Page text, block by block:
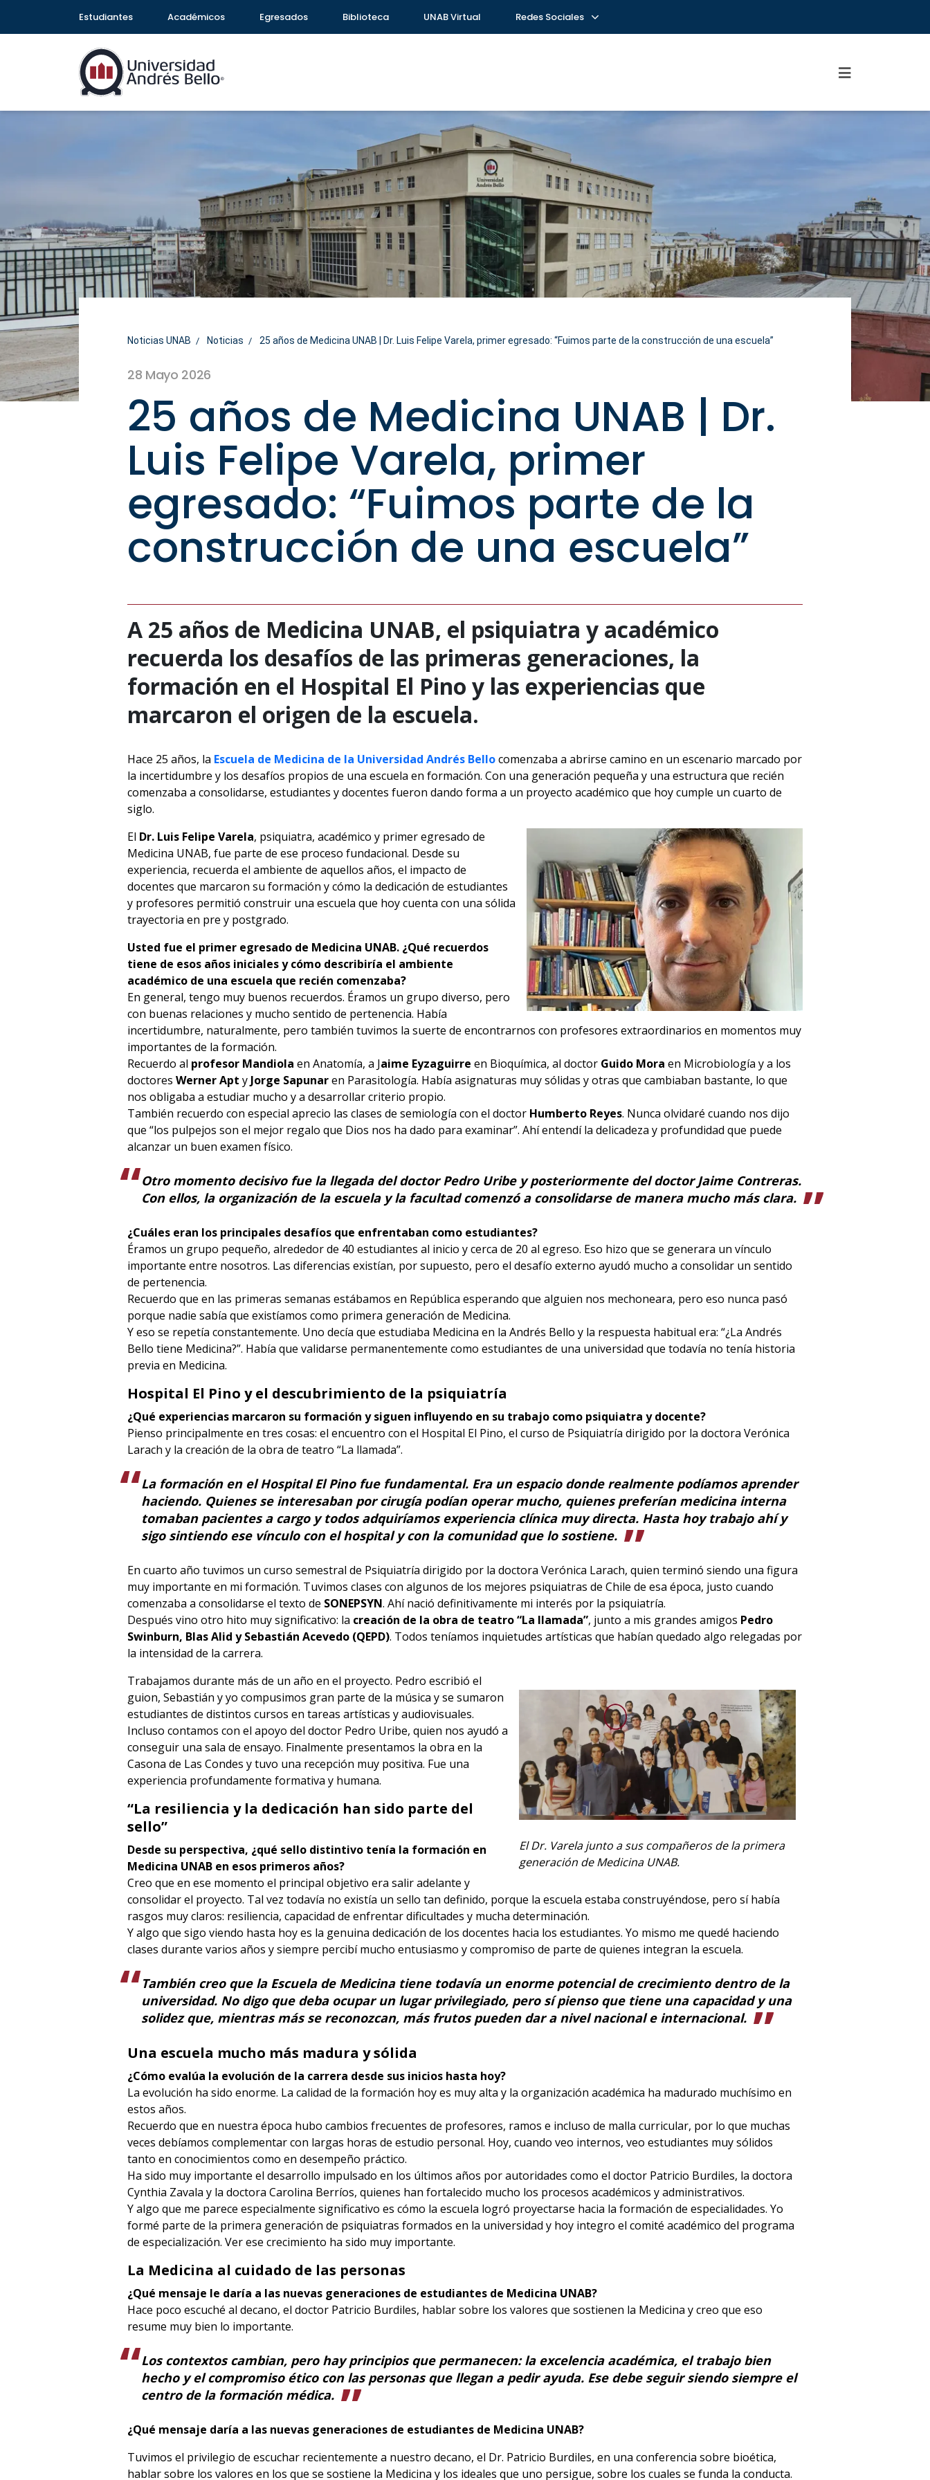
Estudiantes Académicos Egresados Biblioteca UNAB Virtual Redes Sociales
Noticias UNAB Noticias 25 años de Medicina UNAB | Dr. Luis Felipe Varela, primer egresado: “Fuimos parte de la construcción de una escuela”
28 Mayo 2026
25 años de Medicina UNAB | Dr.
Luis Felipe Varela, primer
egresado: “Fuimos parte de la
construcción de una escuela”
A 25 años de Medicina UNAB, el psiquiatra y académico
recuerda los desafíos de las primeras generaciones, la
formación en el Hospital El Pino y las experiencias que
marcaron el origen de la escuela.
Hace 25 años, la Escuela de Medicina de la Universidad Andrés Bellocomenzaba a abrirse camino en un escenario marcado por
la incertidumbre y los desafíos propios de una escuela en formación. Con una generación pequeña y una estructura que recién
comenzaba a consolidarse, estudiantes y docentes fueron dando forma a un proyecto académico que hoy cumple un cuarto de
siglo.
El Dr. Luis Felipe Varela, psiquiatra, académico y primer egresado de
Medicina UNAB, fue parte de ese proceso fundacional. Desde su
experiencia, recuerda el ambiente de aquellos años, el impacto de
docentes que marcaron su formación y cómo la dedicación de estudiantes
y profesores permitió construir una escuela que hoy cuenta con una sólida
trayectoria en pre y postgrado.
Usted fue el primer egresado de Medicina UNAB. ¿Qué recuerdos
tiene de esos años iniciales y cómo describiría el ambiente
académico de una escuela que recién comenzaba?
En general, tengo muy buenos recuerdos. Éramos un grupo diverso, pero
con buenas relaciones y mucho sentido de pertenencia. Había
incertidumbre, naturalmente, pero también tuvimos la suerte de encontrarnos con profesores extraordinarios en momentos muy
importantes de la formación.
Recuerdo al profesor Mandiola en Anatomía, a Jaime Eyzaguirre en Bioquímica, al doctor Guido Mora en Microbiología y a los
doctores Werner Apt y Jorge Sapunaren Parasitología. Había asignaturas muy sólidas y otras que cambiaban bastante, lo que
nos obligaba a estudiar mucho y a desarrollar criterio propio.
También recuerdo con especial aprecio las clases de semiología con el doctor Humberto Reyes. Nunca olvidaré cuando nos dijo
que “los pulpejos son el mejor regalo que Dios nos ha dado para examinar”. Ahí entendí la delicadeza y profundidad que puede
alcanzar un buen examen físico.
Otro momento decisivo fue la llegada del doctorPedro Uribey posteriormente del doctorJaime Contreras.
Con ellos, la organización de la escuela y la facultad comenzó a consolidarse de manera mucho más clara.
¿Cuáles eran los principales desafíos que enfrentaban como estudiantes?
Éramos un grupo pequeño, alrededor de 40 estudiantes al inicio y cerca de 20 al egreso. Eso hizo que se generara un vínculo
importante entre nosotros. Las diferencias existían, por supuesto, pero el desafío externo ayudó mucho a consolidar un sentido
de pertenencia.
Recuerdo que en las primeras semanas estábamos en República esperando que alguien nos mechoneara, pero eso nunca pasó
porque nadie sabía que existíamos como primera generación de Medicina.
Y eso se repetía constantemente. Uno decía que estudiaba Medicina en la Andrés Bello y la respuesta habitual era: “¿La Andrés
Bello tiene Medicina?”. Había que validarse permanentemente como estudiantes de una universidad que todavía no tenía historia
previa en Medicina.
Hospital El Pino y el descubrimiento de la psiquiatría
¿Qué experiencias marcaron su formación y siguen influyendo en su trabajo como psiquiatra y docente?
Pienso principalmente en tres cosas: el encuentro con el Hospital El Pino, el curso de Psiquiatría dirigido por la doctora Verónica
Larach y la creación de la obra de teatro “La llamada”.
La formación en el Hospital El Pino fue fundamental. Era un espacio donde realmente podíamos aprender
haciendo. Quienes se interesaban por cirugía podían operar mucho, quienes preferían medicina interna
tomaban pacientes a cargo y todos adquiríamos experiencia clínica muy directa. Hasta hoy trabajo ahí y
sigo sintiendo ese vínculo con el hospital y con la comunidad que lo sostiene.
En cuarto año tuvimos un curso semestral de Psiquiatría dirigido por la doctora Verónica Larach, quien terminó siendo una figura
muy importante en mi formación. Tuvimos clases con algunos de los mejores psiquiatras de Chile de esa época, justo cuando
comenzaba a consolidarse el texto de SONEPSYN. Ahí nació definitivamente mi interés por la psiquiatría.
Después vino otro hito muy significativo: la creación de la obra de teatro “La llamada”, junto a mis grandes amigos Pedro
Swinburn, Blas Alid y Sebastián Acevedo (QEPD). Todos teníamos inquietudes artísticas que habían quedado algo relegadas por
la intensidad de la carrera.
El Dr. Varela junto a sus compañeros de la primera
generación de Medicina UNAB.
Trabajamos durante más de un año en el proyecto. Pedro escribió el
guion, Sebastián y yo compusimos gran parte de la música y se sumaron
estudiantes de distintos cursos en tareas artísticas y audiovisuales.
Incluso contamos con el apoyo del doctor Pedro Uribe, quien nos ayudó a
conseguir una sala de ensayo. Finalmente presentamos la obra en la
Casona de Las Condes y tuvo una recepción muy positiva. Fue una
experiencia profundamente formativa y humana.
“La resiliencia y la dedicación han sido parte del
sello”
Desde su perspectiva, ¿qué sello distintivo tenía la formación en
Medicina UNAB en esos primeros años?
Creo que en ese momento el principal objetivo era salir adelante y
consolidar el proyecto. Tal vez todavía no existía un sello tan definido, porque la escuela estaba construyéndose, pero sí había
rasgos muy claros: resiliencia, capacidad de enfrentar dificultades y mucha determinación.
Y algo que sigo viendo hasta hoy es la genuina dedicación de los docentes hacia los estudiantes. Yo mismo me quedé haciendo
clases durante varios años y siempre percibí mucho entusiasmo y compromiso de parte de quienes integran la escuela.
También creo que la Escuela de Medicina tiene todavía un enorme potencial de crecimiento dentro de la
universidad. No digo que deba ocupar un lugar privilegiado, pero sí pienso que tiene una capacidad y una
solidez que, mientras más se reconozcan, más frutos pueden dar a nivel nacional e internacional.
Una escuela mucho más madura y sólida
¿Cómo evalúa la evolución de la carrera desde sus inicios hasta hoy?
La evolución ha sido enorme. La calidad de la formación hoy es muy alta y la organización académica ha madurado muchísimo en
estos años.
Recuerdo que en nuestra época hubo cambios frecuentes de profesores, ramos e incluso de malla curricular, por lo que muchas
veces debíamos complementar con largas horas de estudio personal. Hoy, cuando veo internos, veo estudiantes muy sólidos
tanto en conocimientos como en desempeño práctico.
Ha sido muy importante el desarrollo impulsado en los últimos años por autoridades como el doctor Patricio Burdiles, la doctora
Cynthia Zavala y la doctora Carolina Berríos, quienes han fortalecido mucho los procesos académicos y administrativos.
Y algo que me parece especialmente significativo es cómo la escuela logró proyectarse hacia la formación de especialidades. Yo
formé parte de la primera generación de psiquiatras formados en la universidad y hoy integro el comité académico del programa
de especialización. Ver ese crecimiento ha sido muy importante.
La Medicina al cuidado de las personas
¿Qué mensaje le daría a las nuevas generaciones de estudiantes de Medicina UNAB?
Hace poco escuché al decano, el doctor Patricio Burdiles, hablar sobre los valores que sostienen la Medicina y creo que eso
resume muy bien lo importante.
Los contextos cambian, pero hay principios que permanecen: la excelencia académica, el trabajo bien
hecho y el compromiso ético con las personas que llegan a pedir ayuda. Ese debe seguir siendo siempre el
centro de la formación médica.
¿Qué mensaje daría a las nuevas generaciones de estudiantes de Medicina UNAB?
Tuvimos el privilegio de escuchar recientemente a nuestro decano, el Dr. Patricio Burdiles, en una conferencia sobre bioética,
hablar sobre los valores en los que se sostiene la Medicina y los ideales que uno persigue, sobre los cuales se funda la conducta.